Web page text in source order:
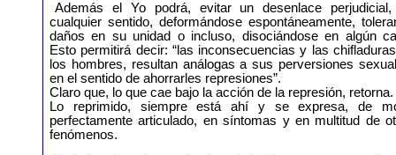
Además el Yo podrá, evitar un desenlace
cualquier sentido, deformándose espontáneamente,
daños en su unidad o incluso, disociándose en algún
Esto permitirá decir: “las inconsecuencias y las
los hombres, resultan análogas a sus perversiones
en el sentido de ahorrarles represiones”.
Claro que, lo que cae bajo la acción de la represión, retorna.
Lo reprimido, siempre está ahí y se expresa, de
perfectamente articulado, en síntomas y en multitud de
fenómenos.